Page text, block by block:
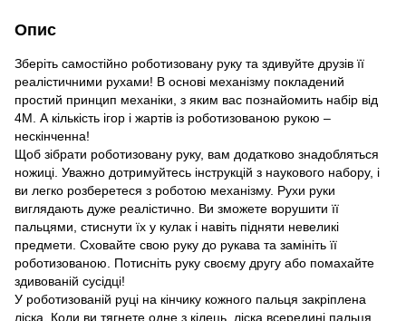
Опис
Зберіть самостійно роботизовану руку та здивуйте друзів її
реалістичними рухами! В основі механізму покладений
простий принцип механіки, з яким вас познайомить набір від
4М. А кількість ігор і жартів із роботизованою рукою –
нескінченна!
Щоб зібрати роботизовану руку, вам додатково знадобляться
ножиці. Уважно дотримуйтесь інструкцій з наукового набору, і
ви легко розберетеся з роботою механізму. Рухи руки
виглядають дуже реалістично. Ви зможете ворушити її
пальцями, стиснути їх у кулак і навіть підняти невеликі
предмети. Сховайте свою руку до рукава та замініть її
роботизованою. Потисніть руку своєму другу або помахайте
здивованій сусідці!
У роботизованій руці на кінчику кожного пальця закріплена
ліска. Коли ви тягнете одне з кілець, ліска всередині пальця